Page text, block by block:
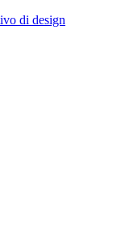
di design